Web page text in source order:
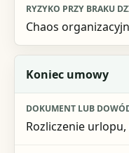
Chaos
Koniec umowy
Rozliczenie